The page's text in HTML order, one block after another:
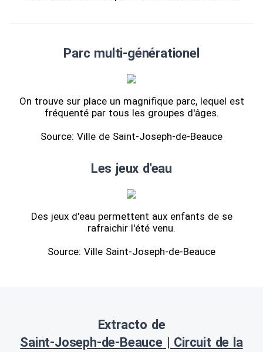
Parc multi-générationel
On trouve sur place un magnifique parc, lequel est
fréquenté par tous les groupes d'âges.
Source: Ville de Saint-Joseph-de-Beauce
Les jeux d'eau
Des jeux d'eau permettent aux enfants de se
rafraichir l'été venu.
Source: Ville Saint-Joseph-de-Beauce
Extracto de
Saint-Joseph-de-Beauce | Circuit de la